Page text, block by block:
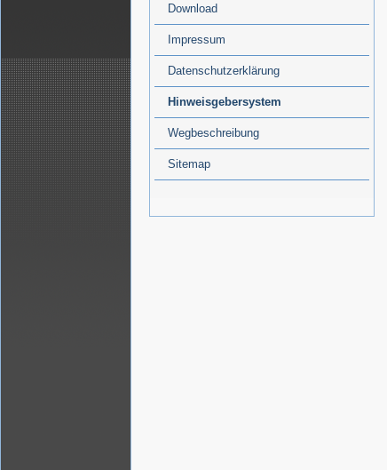
Download
Impressum
Datenschutzerklärung
Hinweisgebersystem
Wegbeschreibung
Sitemap